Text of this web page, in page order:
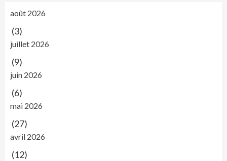
août 2026
(3)
juillet 2026
(9)
juin 2026
(6)
mai 2026
(27)
avril 2026
(12)